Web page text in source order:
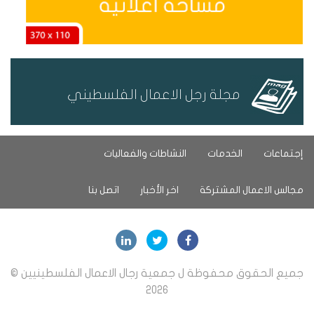
مجلة رجل الاعمال الفلسطيني
إجتماعات الخدمات النشاطات والفعاليات
مجالس الاعمال المشتركة اخر الأخبار اتصل بنا
جميع الحقوق محفوظة ل جمعية رجال الاعمال الفلسطينيين ©
2026